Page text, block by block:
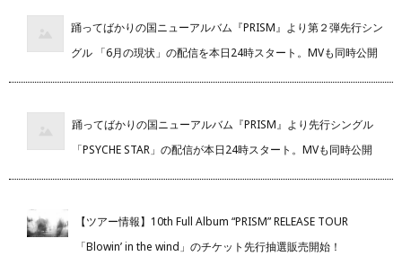
踊ってばかりの国ニューアルバム『PRISM』より第２弾先行シン
グル 「6月の現状」の配信を本日24時スタート。MVも同時公開
踊ってばかりの国ニューアルバム『PRISM』より先行シングル
「PSYCHE STAR」の配信が本日24時スタート。MVも同時公開
【ツアー情報】10th Full Album “PRISM” RELEASE TOUR
「Blowin’ in the wind」のチケット先行抽選販売開始！